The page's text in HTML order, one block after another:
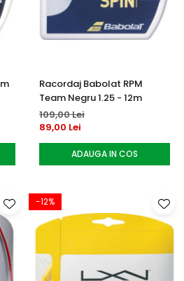
Racordaj Babolat RPM
Team Negru 1.25 - 12m
109,00 Lei
89,00 Lei
ADAUGA IN COS
-12%